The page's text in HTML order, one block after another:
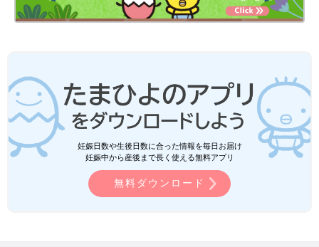
「HANAオーガニック フローラルドロップ」（80ml 3,600円）
ジによる微弱炎症を抑えて、肌の再生力が高まる睡眠中に美肌を
育むという還元ケアができます。心まで浄化されるような、ロー
ズウォーターと6つの花精油の香りです。
アンチエイジングに！「エステダム オーセリュレール モ
妊娠日数や生後日数に合った情報を毎日お届け
妊娠中から産後まで長く使える無料アプリ
無料ダウンロード